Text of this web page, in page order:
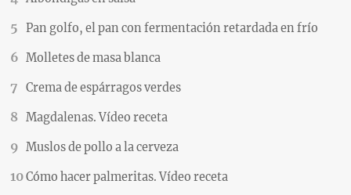
Pan golfo, el pan con fermentación retardada en frío
Molletes de masa blanca
Crema de espárragos verdes
Magdalenas. Vídeo receta
Muslos de pollo a la cerveza
Cómo hacer palmeritas. Vídeo receta